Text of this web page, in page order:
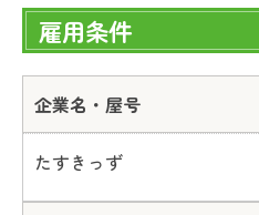
雇用条件
企業名・屋号
たすきっず